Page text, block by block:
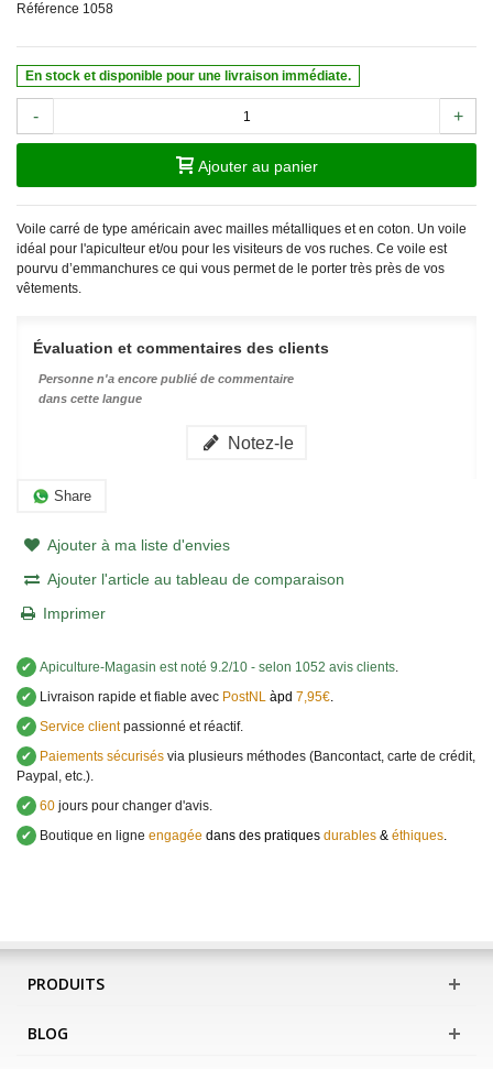
Référence 1058
En stock et disponible pour une livraison immédiate.
- +
Ajouter au panier
Voile carré de type américain avec mailles métalliques et en coton. Un voile
idéal pour l'apiculteur et/ou pour les visiteurs de vos ruches. Ce voile est
pourvu d’emmanchures ce qui vous permet de le porter très près de vos
vêtements.
Évaluation et commentaires des clients
Personne n'a encore publié de commentaire
dans cette langue
Notez-le
Share
Ajouter à ma liste d'envies
Ajouter l'article au tableau de comparaison
Imprimer
✔ Apiculture-Magasin est noté 9.2/10 - selon 1052 avis clients.
✔
Livraison rapide et fiable avec PostNL àpd 7,95€.
✔ Service clientpassionné et réactif.
✔
Paiements sécurisés via plusieurs méthodes (Bancontact, carte de crédit,
Paypal, etc.).
✔ 60 jours pour changer d'avis.
✔
Boutique en ligne engagée dans des pratiques durables & éthiques.
PRODUITS
BLOG